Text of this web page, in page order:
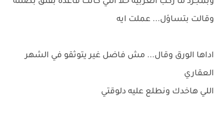
وقالت بتساؤل... عملت ايه
اداها الورق وقال... مش فاضل غير يتوثقو في الشهر
العقاري
اللي هاخدك ونطلع عليه دلوقتي